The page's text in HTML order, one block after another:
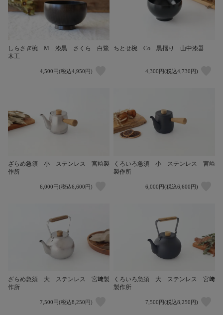
しらさぎ椀 M 漆黒 さくら 白鷺
木工
4,500円(税込4,950円)
ちとせ椀 Co 黒摺り 山中漆器
4,300円(税込4,730円)
ざらめ急須 小 ステンレス 宮﨑製
作所
6,000円(税込6,600円)
くろいろ急須 小 ステンレス 宮﨑
製作所
6,000円(税込6,600円)
ざらめ急須 大 ステンレス 宮﨑製
作所
7,500円(税込8,250円)
くろいろ急須 大 ステンレス 宮﨑
製作所
7,500円(税込8,250円)